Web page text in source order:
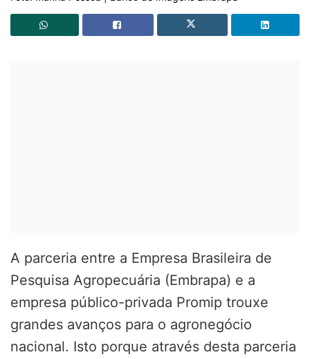
A parceria entre a Empresa Brasileira de
Pesquisa Agropecuária (Embrapa) e a
empresa público-privada Promip trouxe
grandes avanços para o agronegócio
nacional. Isto porque através desta parceria